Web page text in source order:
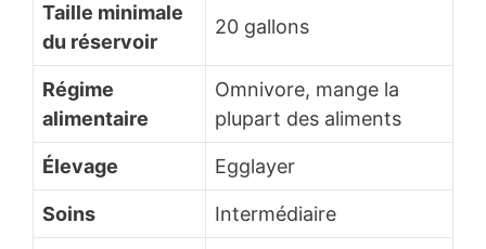
Taille minimale
du réservoir
20 gallons
Régime
alimentaire
Omnivore, mange la
plupart des aliments
Élevage Egglayer
Soins Intermédiaire